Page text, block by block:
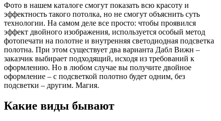
Фото в нашем каталоге смогут показать всю красоту и
эффектность такого потолка, но не смогут объяснить суть
технологии. На самом деле все просто: чтобы проявился
эффект двойного изображения, используется особый метод
фотопечати на полотне и внутренняя светодиодная подсветка
полотна. При этом существует два варианта Дабл Вижн –
заказчик выбирает подходящий, исходя из требований к
оформлению. Но в любом случае вы получите двойное
оформление – с подсветкой полотно будет одним, без
подсветки – другим. Магия.
Какие виды бывают